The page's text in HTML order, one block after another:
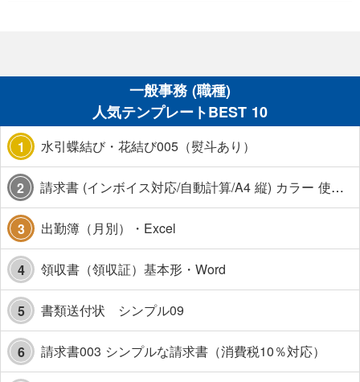
一般事務 (職種)
人気テンプレートBEST 10
1 水引蝶結び・花結び005（熨斗あり）
2 請求書 (インボイス対応/自動計算/A4 縦) カラー 使い方解説あり
3 出勤簿（月別）・Excel
4 領収書（領収証）基本形・Word
5 書類送付状 シンプル09
6 請求書003 シンプルな請求書（消費税10％対応）